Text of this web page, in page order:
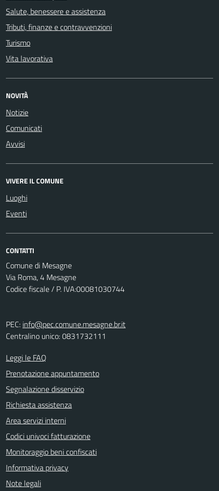
Salute, benessere e assistenza
Tributi, finanze e contravvenzioni
Turismo
Vita lavorativa
NOVITÀ
Notizie
Comunicati
Avvisi
VIVERE IL COMUNE
Luoghi
Eventi
CONTATTI
Comune di Mesagne
Via Roma, 4 Mesagne
Codice fiscale / P. IVA:00081030744
PEC: info@pec.comune.mesagne.br.it
Centralino unico: 0831732111
Leggi le FAQ
Prenotazione appuntamento
Segnalazione disservizio
Richiesta assistenza
Area servizi interni
Codici univoci fatturazione
Monitoraggio beni confiscati
Informativa privacy
Note legali